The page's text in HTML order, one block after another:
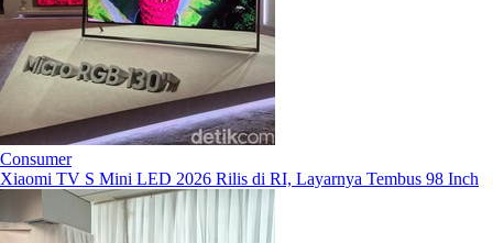
Consumer
Xiaomi TV S Mini LED 2026 Rilis di RI, Layarnya Tembus 98 Inch